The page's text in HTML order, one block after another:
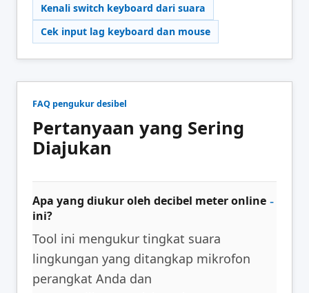
Kenali switch keyboard dari suara
Cek input lag keyboard dan mouse
FAQ pengukur desibel
Pertanyaan yang Sering
Diajukan
Apa yang diukur oleh decibel meter online
ini?
Tool ini mengukur tingkat suara
lingkungan yang ditangkap mikrofon
perangkat Anda dan